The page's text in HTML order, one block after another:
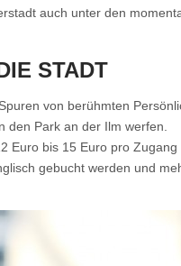
auch unter den
STADT
von berühmten
den Park an der Ilm werfen.
Euro bis 15 Euro pro Zugang
gebucht werden und